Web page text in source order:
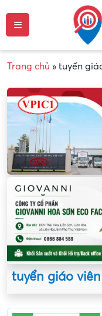
Trang chủ » tuyển
tuyển giáo